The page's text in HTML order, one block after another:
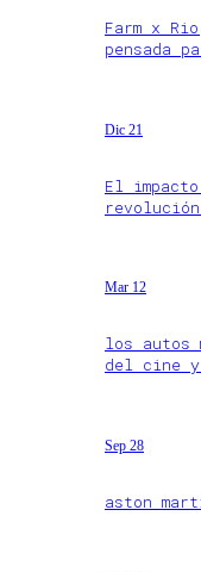
Farm x
pensada
Dic 21
El
Mar 12
los autos
del cine
Sep 28
aston